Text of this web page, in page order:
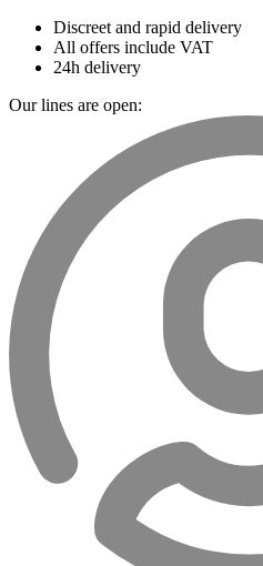
Discreet and rapid delivery
All offers include VAT
24h delivery
Our lines are open: